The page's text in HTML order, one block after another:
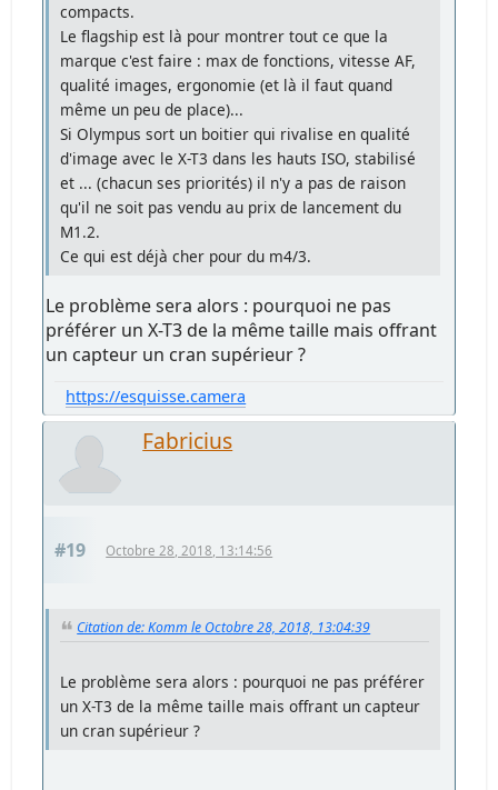
compacts.
Le flagship est là pour montrer tout ce que la
marque c'est faire : max de fonctions, vitesse AF,
qualité images, ergonomie (et là il faut quand
même un peu de place)...
Si Olympus sort un boitier qui rivalise en qualité
d'image avec le X-T3 dans les hauts ISO, stabilisé
et ... (chacun ses priorités) il n'y a pas de raison
qu'il ne soit pas vendu au prix de lancement du
M1.2.
Ce qui est déjà cher pour du m4/3.
Le problème sera alors : pourquoi ne pas
préférer un X-T3 de la même taille mais offrant
un capteur un cran supérieur ?
https://esquisse.camera
Fabricius
#19 Octobre 28, 2018, 13:14:56
Citation de: Komm le Octobre 28, 2018, 13:04:39
Le problème sera alors : pourquoi ne pas préférer
un X-T3 de la même taille mais offrant un capteur
un cran supérieur ?